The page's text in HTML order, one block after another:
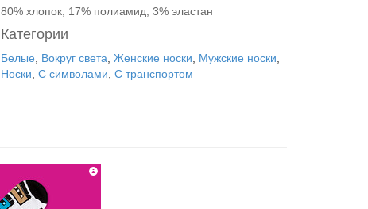
80% хлопок, 17% полиамид, 3% эластан
Категории
Белые Вокруг света Женские носки Мужские носки
Носки С символами С транспортом